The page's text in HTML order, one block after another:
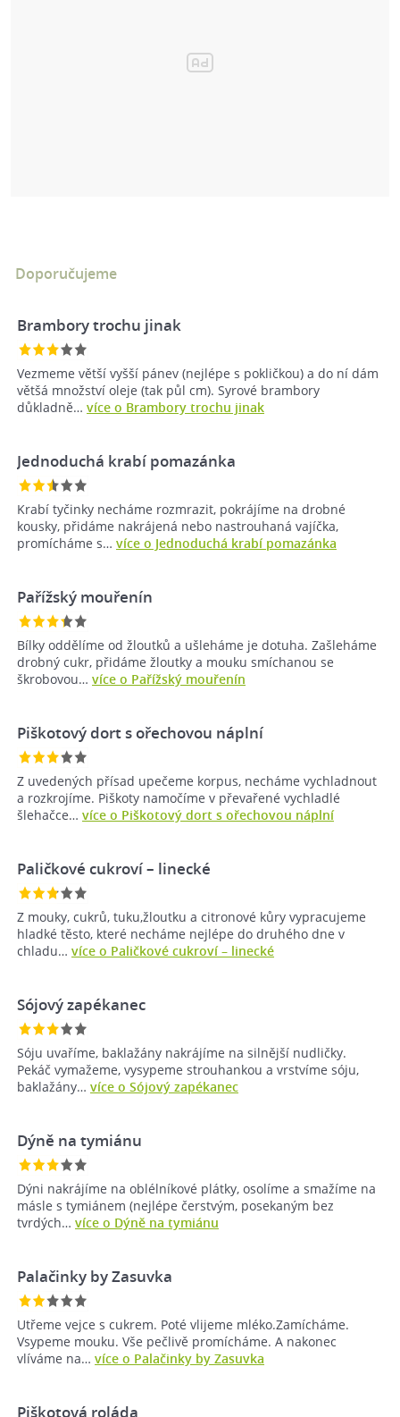
Doporučujeme
Brambory trochu jinak
Vezmeme větší vyšší pánev (nejlépe s pokličkou) a do ní dám
většá množství oleje (tak půl cm). Syrové brambory
důkladně… více o Brambory trochu jinak
Jednoduchá krabí pomazánka
Krabí tyčinky necháme rozmrazit, pokrájíme na drobné
kousky, přidáme nakrájená nebo nastrouhaná vajíčka,
promícháme s… více o Jednoduchá krabí pomazánka
Pařížský mouřenín
Bílky oddělíme od žloutků a ušleháme je dotuha. Zašleháme
drobný cukr, přidáme žloutky a mouku smíchanou se
škrobovou… více o Pařížský mouřenín
Piškotový dort s ořechovou náplní
Z uvedených přísad upečeme korpus, necháme vychladnout
a rozkrojíme. Piškoty namočíme v převařené vychladlé
šlehačce… více o Piškotový dort s ořechovou náplní
Paličkové cukroví – linecké
Z mouky, cukrů, tuku,žloutku a citronové kůry vypracujeme
hladké těsto, které necháme nejlépe do druhého dne v
chladu… více o Paličkové cukroví – linecké
Sójový zapékanec
Sóju uvaříme, baklažány nakrájíme na silnější nudličky.
Pekáč vymažeme, vysypeme strouhankou a vrstvíme sóju,
baklažány… více o Sójový zapékanec
Dýně na tymiánu
Dýni nakrájíme na oblélníkové plátky, osolíme a smažíme na
másle s tymiánem (nejlépe čerstvým, posekaným bez
tvrdých… více o Dýně na tymiánu
Palačinky by Zasuvka
Utřeme vejce s cukrem. Poté vlijeme mléko.Zamícháme.
Vsypeme mouku. Vše pečlivě promícháme. A nakonec
vlíváme na… více o Palačinky by Zasuvka
Piškotová roláda